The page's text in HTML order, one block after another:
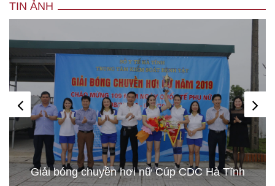
TIN ẢNH
Giải bóng chuyền hơi nữ Cúp CDC Hà Tĩnh